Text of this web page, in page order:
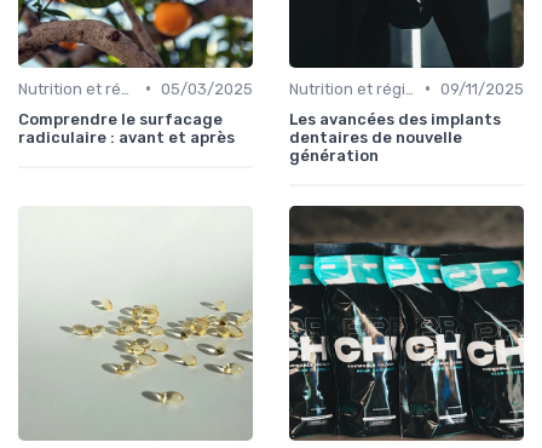
• 05/03/2025
Comprendre le surfacage
radiculaire : avant et après
• 09/11/2025
Les avancées des implants
dentaires de nouvelle
génération